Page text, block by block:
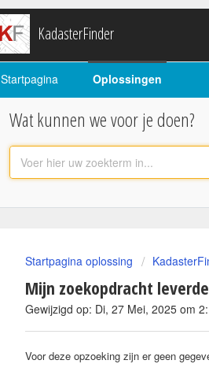
KadasterFinder
Startpagina Oplossingen
Wat kunnen we voor je doen?
Startpagina oplossing
Mijn zoekopdracht
Gewijzigd op: Di, 27 Mei, 2025 om
Voor deze opzoeking zijn er geen